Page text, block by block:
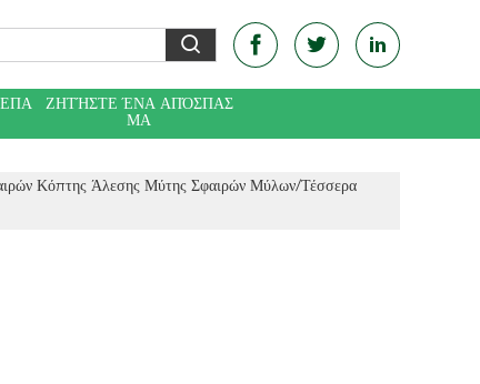
ΖΗΤΉΣΤΕ ΈΝΑ ΑΠΌΣΠΑΣ
ΜΑ
Κόπτης Άλεσης Μύτης Σφαιρών Μύλων/τέσσερα